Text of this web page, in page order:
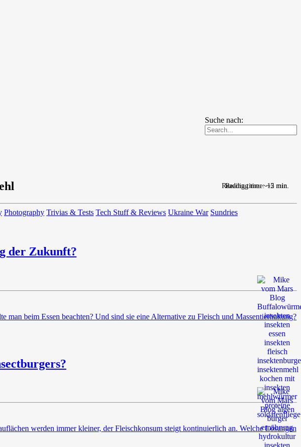
Suche nach:
Photography Trivias & Tests Tech Stuff & Reviews Ukraine War Sundries
der Zukunft?
Reading time: ~5 min.
beim Essen beachten? Und sind sie eine Alternative zu Fleisch und Massentierhaltung?
Reading time: ~12 min.
werden immer kleiner, der Fleischkonsum steigt kontinuierlich an. Welche Lösungen